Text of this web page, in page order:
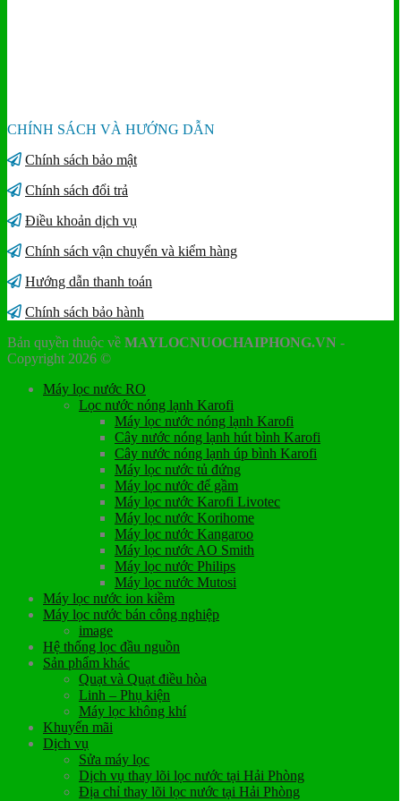
CHÍNH SÁCH VÀ HƯỚNG DẪN
Chính sách bảo mật
Chính sách đổi trả
Điều khoản dịch vụ
Chính sách vận chuyển và kiểm hàng
Hướng dẫn thanh toán
Chính sách bảo hành
Bản quyền thuộc về MAYLOCNUOCHAIPHONG.VN -
Copyright 2026 ©
Máy lọc nước RO
Lọc nước nóng lạnh Karofi
Máy lọc nước nóng lạnh Karofi
Cây nước nóng lạnh hút bình Karofi
Cây nước nóng lạnh úp bình Karofi
Máy lọc nước tủ đứng
Máy lọc nước để gầm
Máy lọc nước Karofi Livotec
Máy lọc nước Korihome
Máy lọc nước Kangaroo
Máy lọc nước AO Smith
Máy lọc nước Philips
Máy lọc nước Mutosi
Máy lọc nước ion kiềm
Máy lọc nước bán công nghiệp
image
Hệ thống lọc đầu nguồn
Sản phẩm khác
Quạt và Quạt điều hòa
Linh – Phụ kiện
Máy lọc không khí
Khuyến mãi
Dịch vụ
Sửa máy lọc
Dịch vụ thay lõi lọc nước tại Hải Phòng
Địa chỉ thay lõi lọc nước tại Hải Phòng